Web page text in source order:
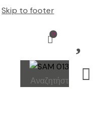
Skip to footer
0